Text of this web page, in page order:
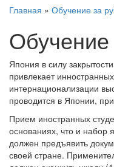
Главная » Обучение за
Япония в силу
привлекает
интернационализации
проводится в Японии,
Прием иностранных
основаниях, что и набор
должен предъявить
своей стране.